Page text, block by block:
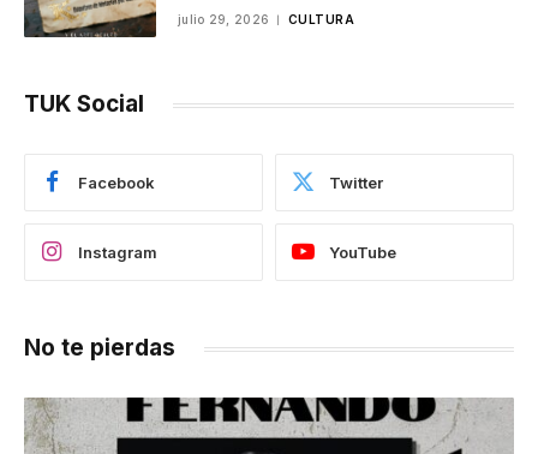
julio 29, 2026 CULTURA
TUK Social
Facebook Twitter
Instagram YouTube
No te pierdas